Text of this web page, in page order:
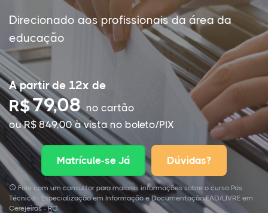
Direcionado aos profissionais da área da
educação
A partir de 12x de
R$79,08no cartão
ou R$ 849,00 à vista no boleto/PIX
Matrícule-se Já Dúvidas?
Fale com um consultor para maiores informações sobre o curso Pós
Técnico - Especialização em Informação e Documentação EAD/LIVRE em
Cerejeiras - RO.